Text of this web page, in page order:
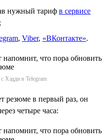
нужный тариф в сервисе
;
, Viber, «ВКонтакте».
Хэдди в Telegram
резюме в первый раз, он
четыре часа: